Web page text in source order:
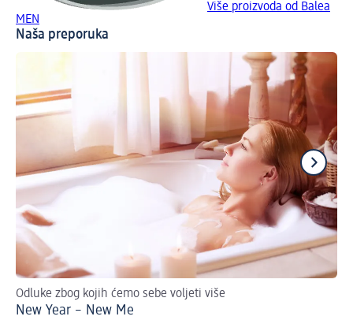
Više proizvoda od Balea
MEN
Naša preporuka
Odluke zbog kojih ćemo sebe voljeti više
New Year – New Me